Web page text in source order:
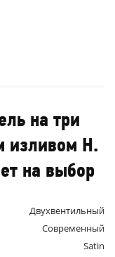
на три
изливом H.
на выбор
Двухвентильный
Современный
Satin